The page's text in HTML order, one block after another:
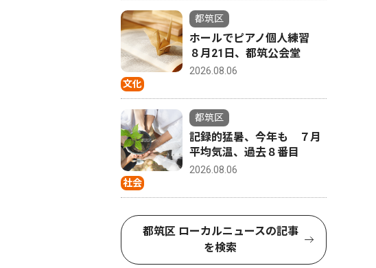
文化
都筑区
ホールでピアノ個人練習
８月21日、都筑公会堂
2026.08.06
社会
都筑区
記録的猛暑、今年も ７月
平均気温、過去８番目
2026.08.06
都筑区 ローカルニュースの記事
を検索